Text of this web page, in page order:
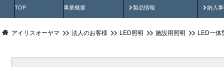
TOP 事業概要 製品情報
製品動画 納入
納
アイリスオーヤマ 法人のお客様 LED照明 施設用照明 LED一体